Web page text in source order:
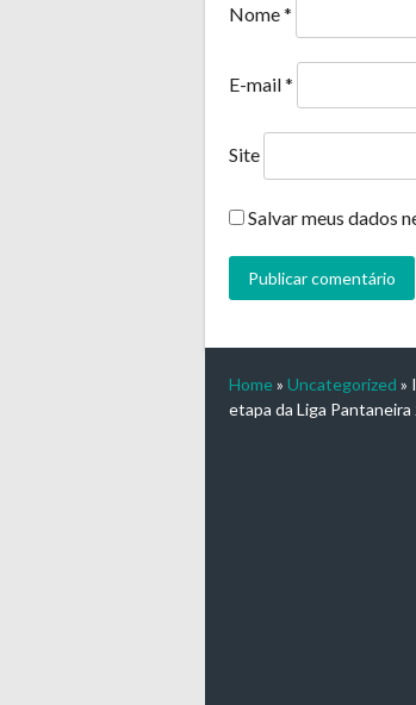
Nome*
E-mail*
Site
Salvar meus dados
Home » Uncategorized »
etapa da Liga Pantaneira